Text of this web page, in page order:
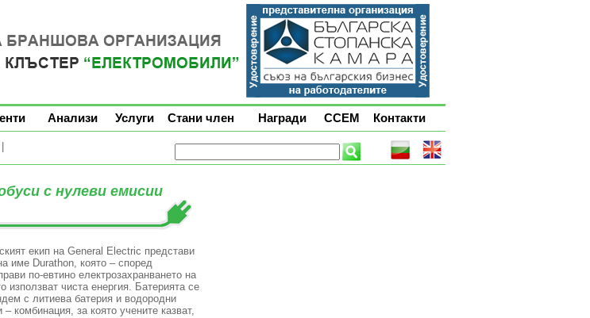
Анализи Услуги Стани член Награди ССЕМ Контакти
с нулеви емисии
екип на General Electric представи
име Durathon, която – според
по-евтино електрозахранването на
използват чиста енергия. Батерията се
с литиева батерия и водородни
– комбинация, за която учените казват,